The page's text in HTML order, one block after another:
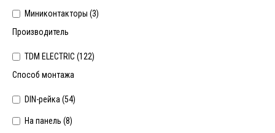
Миниконтакторы (3)
Производитель
TDM ELECTRIC (122)
Способ монтажа
DIN-рейка (54)
На панель (8)